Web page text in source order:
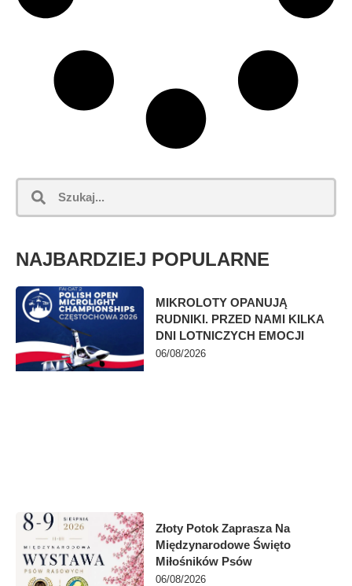
NAJBARDZIEJ POPULARNE
MIKROLOTY OPANUJĄ
RUDNIKI. PRZED NAMI KILKA
DNI LOTNICZYCH EMOCJI
06/08/2026
Złoty Potok Zaprasza Na
Międzynarodowe Święto
Miłośników Psów
06/08/2026